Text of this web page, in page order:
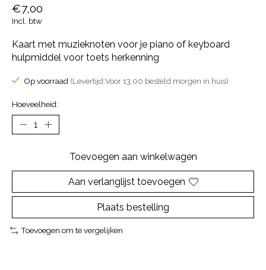
€7,00
Incl. btw
Kaart met muzieknoten voor je piano of keyboard
hulpmiddel voor toets herkenning
Op voorraad (Levertijd:Voor 13:00 besteld morgen in huis)
Hoeveelheid:
Toevoegen aan winkelwagen
Aan verlanglijst toevoegen
Plaats bestelling
Toevoegen om te vergelijken